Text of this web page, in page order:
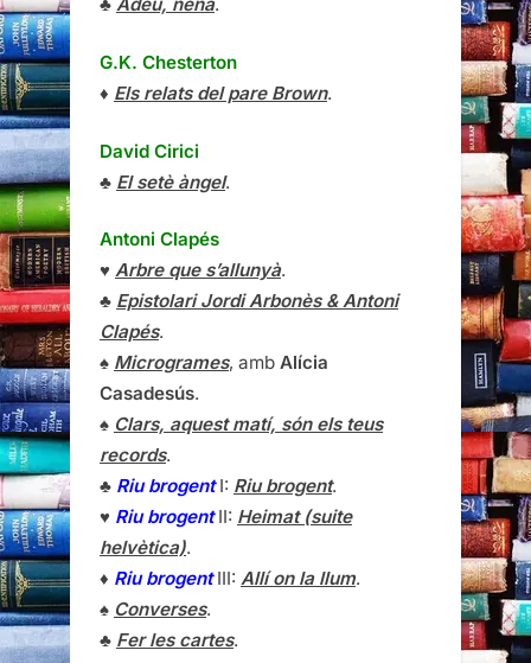
G.K. Chesterton
♦ Els relats del pare Brown.
David Cirici
♣ El setè àngel.
Antoni Clapés
♥ Arbre que s’allunyà.
♣ Epistolari Jordi Arbonès & Antoni
Clapés.
♠ Microgrames, amb Alícia
Casadesús.
♠ Clars, aquest matí, són els teus
records.
♣ Riu brogentI: Riu brogent.
♥ Riu brogentII: Heimat (suite
helvètica).
♦ Riu brogentIII: Allí on la llum.
♠ Converses.
♣ Fer les cartes.